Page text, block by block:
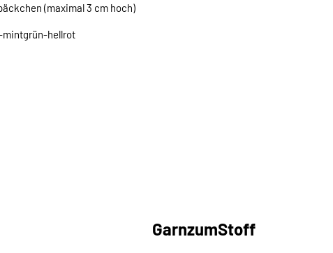
(maximal 3 cm hoch)
hellrot
GarnzumStoff